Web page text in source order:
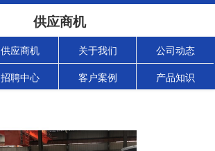
供应商机
供应商机 关于我们 公司动态
招聘中心 客户案例 产品知识